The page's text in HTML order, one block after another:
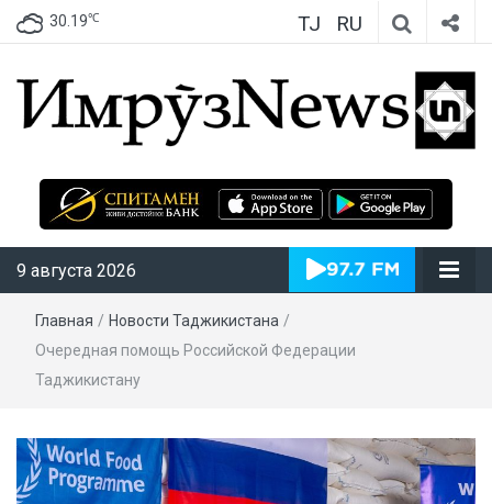
30.19℃ TJ RU
ИмрӯзNews
9 августа 2026
Главная / Новости Таджикистана /
Очередная помощь Российской Федерации
Таджикистану